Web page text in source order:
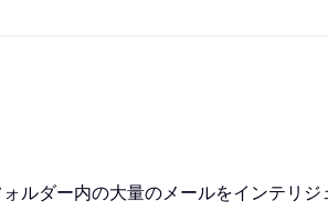
ルダー内の大量のメールをインテリ